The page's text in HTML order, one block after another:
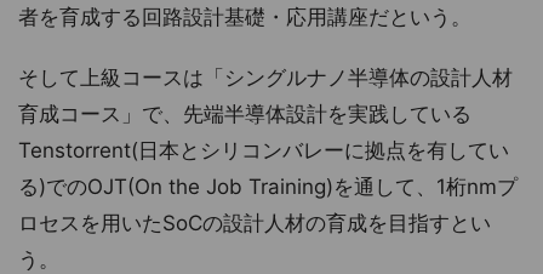
者を育成する回路設計基礎・応用講座だという。
そして上級コースは「シングルナノ半導体の設計人材
育成コース」で、先端半導体設計を実践している
Tenstorrent(日本とシリコンバレーに拠点を有してい
る)でのOJT(On the Job Training)を通して、1桁nmプ
ロセスを用いたSoCの設計人材の育成を目指すとい
う。